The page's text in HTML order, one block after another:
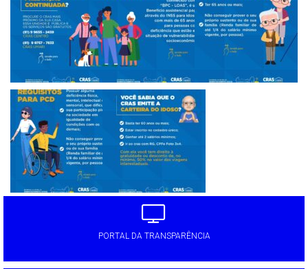
PORTAL DA TRANSPARÊNCIA